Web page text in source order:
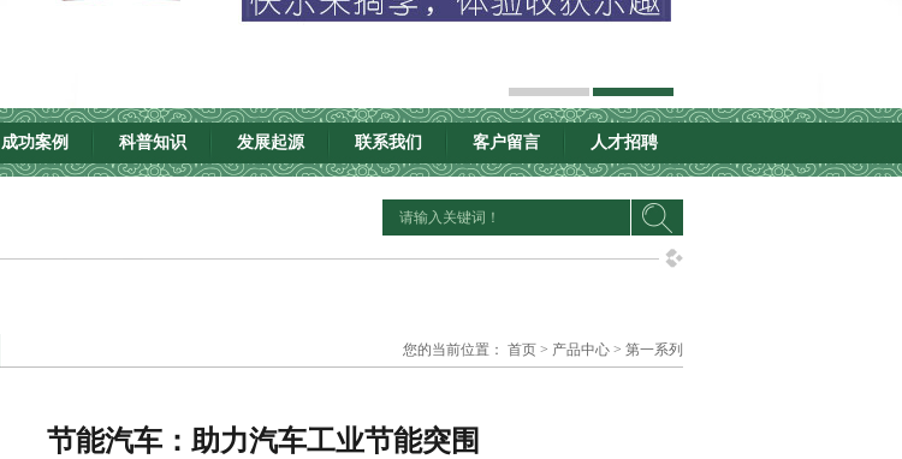
成功案例 科普知识 发展起源 联系我们 客户留言 人才招聘
您的当前位置： 首页 > 产品中心 > 第一系列
节能汽车：助力汽车工业节能突围